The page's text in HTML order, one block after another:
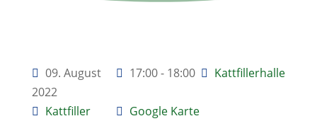
09. August
2022
17:00 - 18:00 Kattfillerhalle
Kattfiller
Google Karte